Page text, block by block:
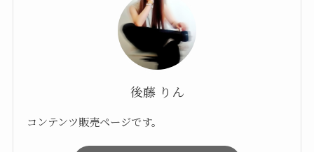
後藤 りん
コンテンツ販売ページです。